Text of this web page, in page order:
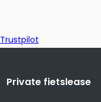
Trustpilot
Private fietslease